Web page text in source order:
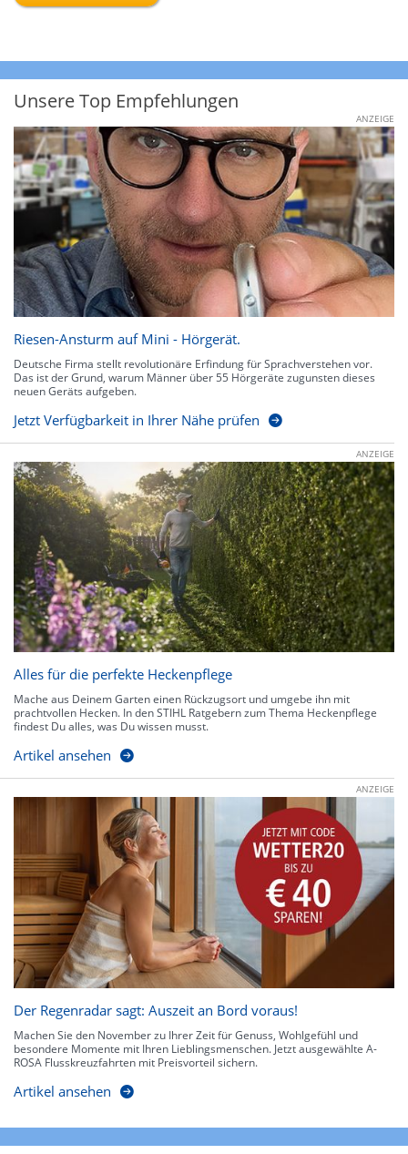
Unsere Top Empfehlungen
ANZEIGE
Riesen-Ansturm auf Mini - Hörgerät.
Deutsche Firma stellt revolutionäre Erfindung für Sprachverstehen vor.
Das ist der Grund, warum Männer über 55 Hörgeräte zugunsten dieses
neuen Geräts aufgeben.
Jetzt Verfügbarkeit in Ihrer Nähe prüfen
ANZEIGE
Alles für die perfekte Heckenpflege
Mache aus Deinem Garten einen Rückzugsort und umgebe ihn mit
prachtvollen Hecken. In den STIHL Ratgebern zum Thema Heckenpflege
findest Du alles, was Du wissen musst.
Artikel ansehen
ANZEIGE
Der Regenradar sagt: Auszeit an Bord voraus!
Machen Sie den November zu Ihrer Zeit für Genuss, Wohlgefühl und
besondere Momente mit Ihren Lieblingsmenschen. Jetzt ausgewählte A-
ROSA Flusskreuzfahrten mit Preisvorteil sichern.
Artikel ansehen